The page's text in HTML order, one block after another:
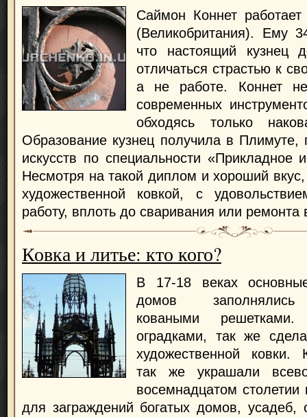
Саймон Коннет
(Великобритания). Ему
что настоящий кузнец
отличаться страстью к
а не работе. Коннет не
современных
обходясь только
Образование кузнец получила в Плимуте,
искусств по специальности «Прикладное
Несмотря на такой диплом и хороший вкус,
художественной ковкой, с
работу, вплоть до сваривания или ремонта
Ковка и литье: кто кого?
В 17-18 веках
домов заполнялись
коваными
оградками, так же
художественной ковки.
так же украшали
восемнадцатом столетии
для заграждений богатых домов, усадеб,